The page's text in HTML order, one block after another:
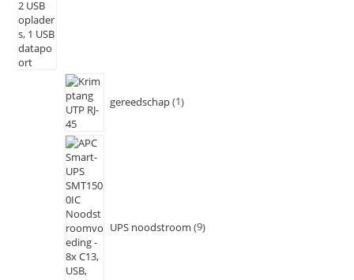
gereedschap 1
UPS noodstroom 9